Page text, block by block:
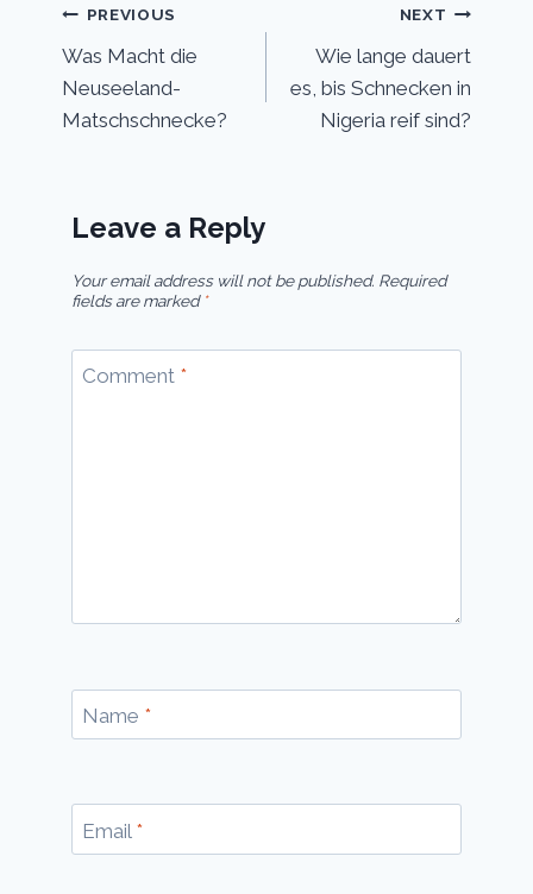
Post
navigation
PREVIOUS
Was Macht die
Neuseeland-
Matschschnecke?
NEXT
Wie lange dauert
es, bis Schnecken in
Nigeria reif sind?
Leave a Reply
Your email address will not be published. Required
fields are marked *
Comment *
Name *
Email *